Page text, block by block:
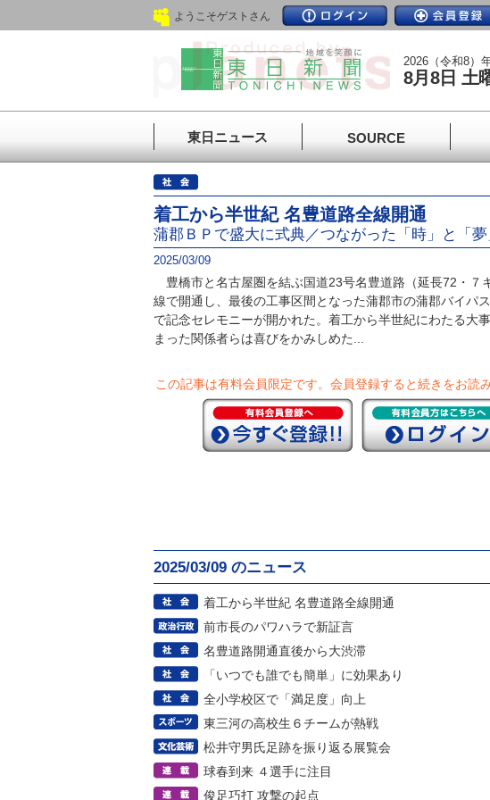
ようこそゲストさん
2026（令和8）
8月8日 土
東日ニュース SOURCE
着工から半世紀 名豊道路全線開通
蒲郡ＢＰで盛大に式典／つながった「時」と「
2025/03/09
豊橋市と名古屋圏を結ぶ国道23号名豊道路（延長72・７
線で開通し、最後の工事区間となった蒲郡市の蒲郡バイパ
で記念セレモニーが開かれた。着工から半世紀にわたる大
まった関係者らは喜びをかみしめた...
この記事は有料会員限定です。 会員登録すると続きをお読
2025/03/09 のニュース
着工から半世紀 名豊道路全線開通
前市長のパワハラで新証言
名豊道路開通直後から大渋滞
「いつでも誰でも簡単」に効果あり
全小学校区で「満足度」向上
東三河の高校生６チームが熱戦
松井守男氏足跡を振り返る展覧会
球春到来 ４選手に注目
俊足巧打 攻撃の起点